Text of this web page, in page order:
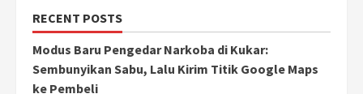
RECENT POSTS
Modus Baru Pengedar Narkoba di Kukar:
Sembunyikan Sabu, Lalu Kirim Titik Google Maps
ke Pembeli